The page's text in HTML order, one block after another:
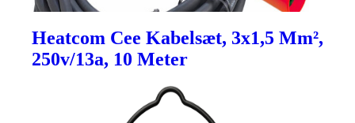
Heatcom Cee Kabelsæt, 3x1,5 Mm²,
250v/13a, 10 Meter